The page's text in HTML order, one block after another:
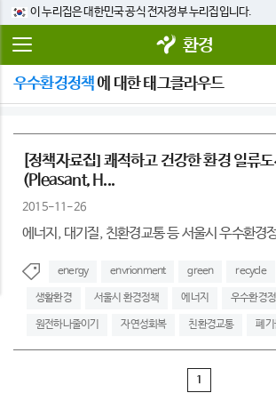
이 누리집은 대한민국 공식 전자정부 누리집입니다.
환경
우수환경정책 에 대한 태그클라우드
[정책자료집] 쾌적하고 건강한 환경 일류
(Pleasant, H...
2015-11-26
에너지, 대기질, 친환경교통 등 서울시 우수환경
energy envrionment green recycle
생활환경 서울시 환경정책 에너지 우수환경
원전하나줄이기 자연성회복 친환경교통 폐기
1